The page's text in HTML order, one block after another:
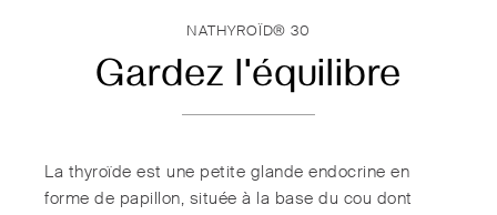
NATHYROÏD® 30
Gardez l'équilibre
La thyroïde est une petite glande endocrine en
forme de papillon, située à la base du cou dont